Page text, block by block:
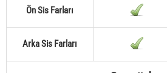
Ön Sis Farları
Arka Sis Farları